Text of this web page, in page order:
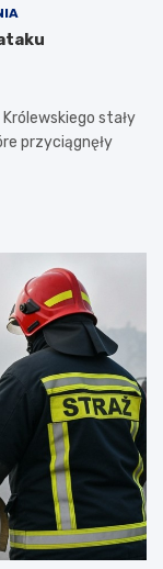
stały
przyciągnęły